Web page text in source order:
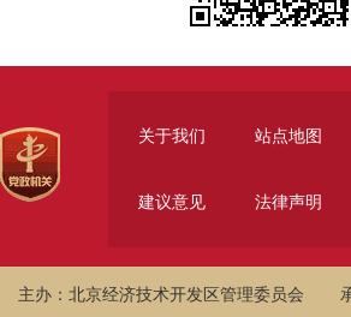
关于我们 站点地图
建议意见 法律声明
主办：北京经济技术开发区管理委员会